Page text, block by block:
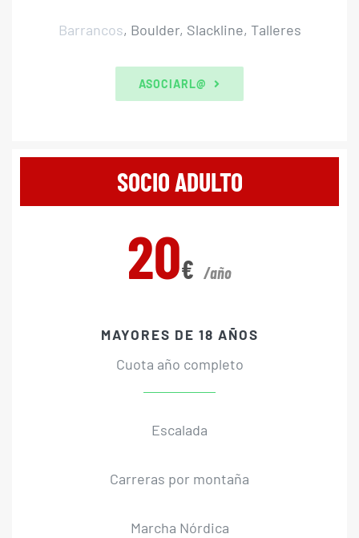
Barrancos, Boulder, Slackline, Talleres
ASOCIARL@
SOCIO ADULTO
20€ /año
MAYORES DE 18 AÑOS
Cuota año completo
Escalada
Carreras por montaña
Marcha Nórdica